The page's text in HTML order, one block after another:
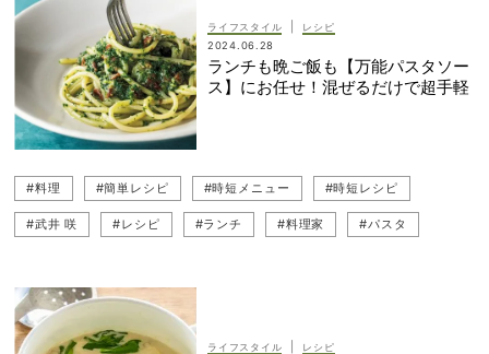
ライフスタイル
レシピ
2024.06.28
ランチも晩ご飯も【万能パスタソー
ス】にお任せ！混ぜるだけで超手軽
#料理 #簡単レシピ #時短メニュー #時短レシピ
#武井 咲 #レシピ #ランチ #料理家 #パスタ
ライフスタイル
レシピ